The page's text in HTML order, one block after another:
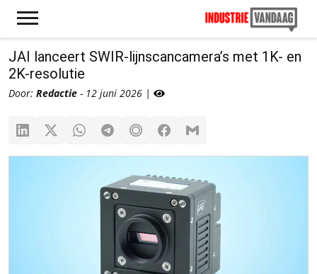
JAI lanceert SWIR-lijnscancamera’s met 1K- en
2K-resolutie
Door: Redactie - 12 juni 2026 |